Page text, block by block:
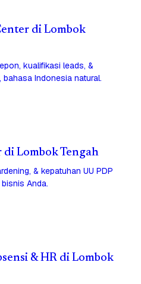
di Lombok
kualifikasi leads, &
Indonesia natural.
di Lombok Tengah
& kepatuhan UU PDP
Anda.
& HR di Lombok